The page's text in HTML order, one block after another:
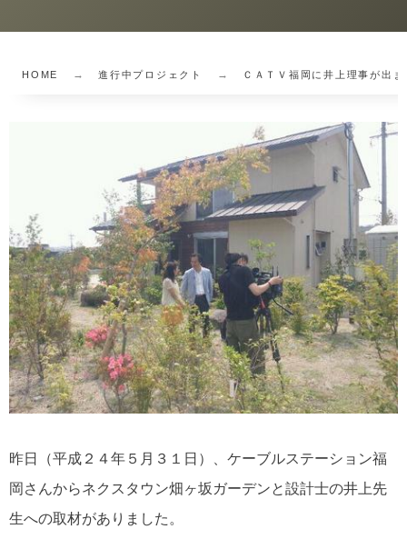
HOME 進行中プロジェクト ＣＡＴＶ福岡に井上理事が出ま
昨日（平成２４年５月３１日）、ケーブルステーション福
岡さんからネクスタウン畑ヶ坂ガーデンと設計士の井上先
生への取材がありました。